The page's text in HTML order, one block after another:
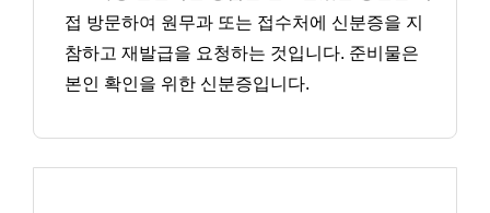
접 방문하여 원무과 또는 접수처에 신분증을 지
참하고 재발급을 요청하는 것입니다. 준비물은
본인 확인을 위한 신분증입니다.